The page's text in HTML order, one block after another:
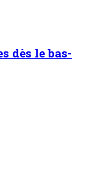
dès le bas-